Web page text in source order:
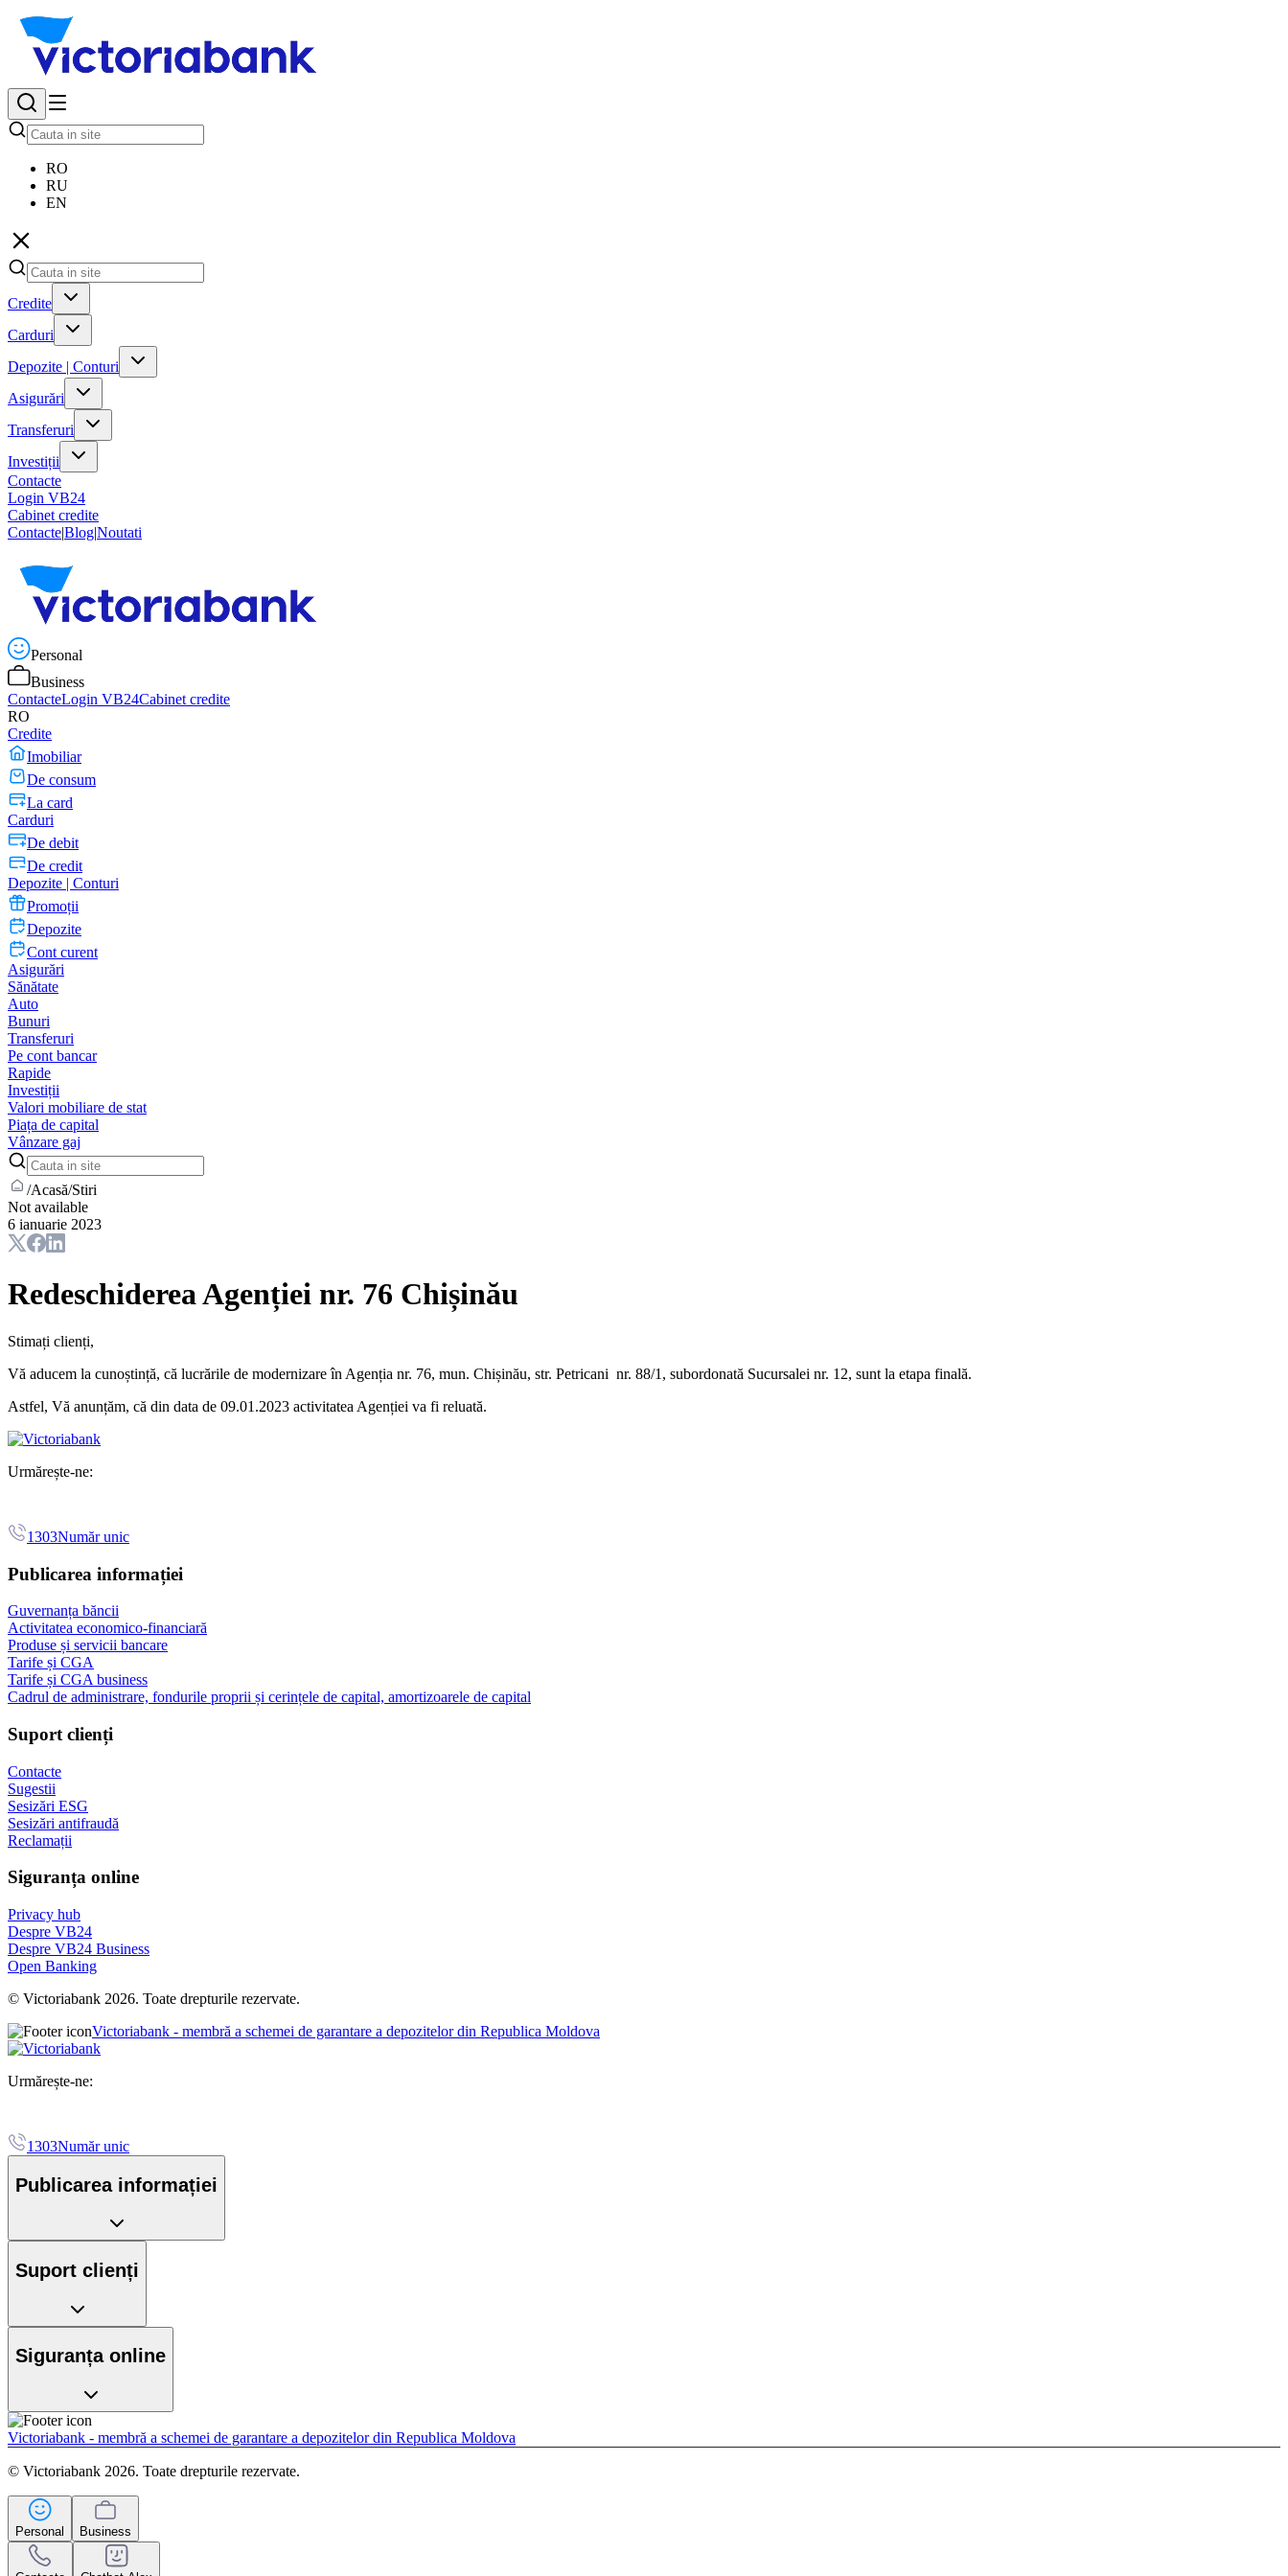
RO
RU
EN
Credite
Carduri
Depozite | Conturi
Asigurări
Transferuri
Investiții
Contacte
Login VB24
Cabinet credite
Contacte|Blog|Noutati
Personal
Business
ContacteLogin VB24Cabinet credite
RO
Credite
Imobiliar
De consum
La card
Carduri
De debit
De credit
Depozite | Conturi
Promoții
Depozite
Cont curent
Asigurări
Sănătate
Auto
Bunuri
Transferuri
Pe cont bancar
Rapide
Investiții
Valori mobiliare de stat
Piața de capital
Vânzare gaj
/Acasă/Stiri
Not available
6 ianuarie 2023
Redeschiderea Agenției nr. 76 Chișinău
Stimați clienți,
Vă aducem la cunoștință, că lucrările de modernizare în Agenția nr. 76, mun. Chișinău, str. Petricani nr. 88/1, subordonată Sucursalei nr. 12, sunt la etapa finală.
Astfel, Vă anunțăm, că din data de 09.01.2023 activitatea Agenției va fi reluată.
Urmărește-ne:
1303Număr unic
Publicarea informației
Guvernanța băncii
Activitatea economico-financiară
Produse și servicii bancare
Tarife și CGA
Tarife și CGA business
Cadrul de administrare, fondurile proprii și cerințele de capital, amortizoarele de capital
Suport clienți
Contacte
Sugestii
Sesizări ESG
Sesizări antifraudă
Reclamații
Siguranța online
Privacy hub
Despre VB24
Despre VB24 Business
Open Banking
© Victoriabank 2026. Toate drepturile rezervate.
Victoriabank - membră a schemei de garantare a depozitelor din Republica Moldova
Urmărește-ne:
1303Număr unic
Publicarea informației
Suport clienți
Siguranța online
Victoriabank - membră a schemei de garantare a depozitelor din Republica Moldova
© Victoriabank 2026. Toate drepturile rezervate.
Personal Business